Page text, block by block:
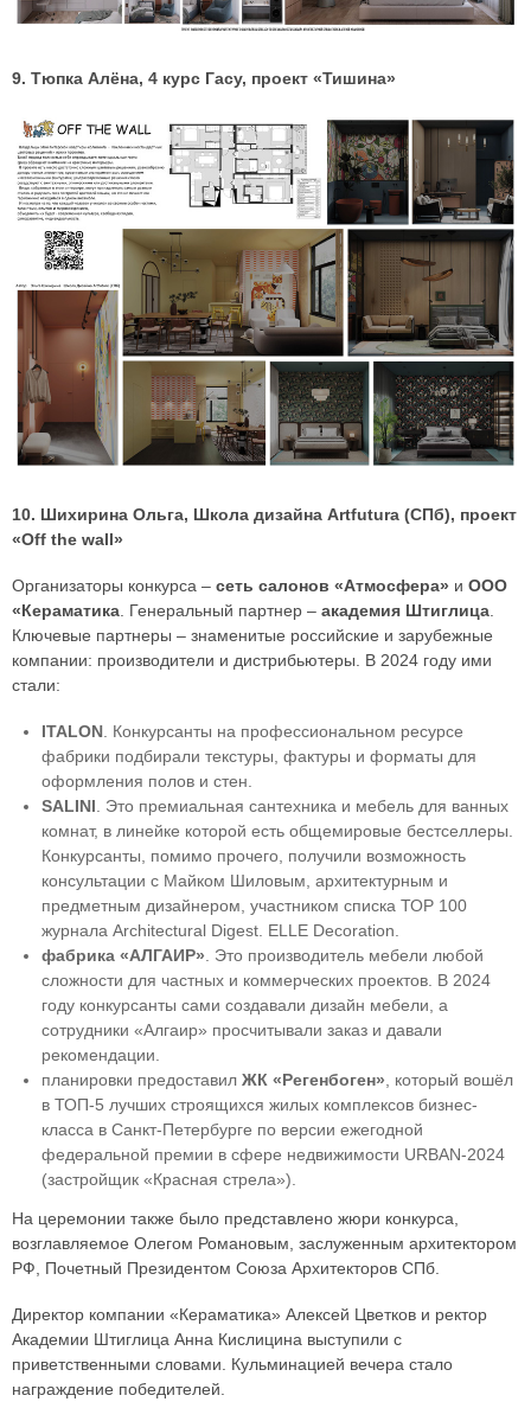
9. Тюпка Алёна, 4 курс Гасу, проект «Тишина»
10. Шихирина Ольга, Школа дизайна Artfutura (СПб), проект
«Off the wall»
Организаторы конкурса – сеть салонов «Атмосфера» и ООО
«Кераматика. Генеральный партнер – академия Штиглица.
Ключевые партнеры – знаменитые российские и зарубежные
компании: производители и дистрибьютеры. В 2024 году ими
стали:
ITALON. Конкурсанты на профессиональном ресурсе
фабрики подбирали текстуры, фактуры и форматы для
оформления полов и стен.
SALINI. Это премиальная сантехника и мебель для ванных
комнат, в линейке которой есть общемировые бестселлеры.
Конкурсанты, помимо прочего, получили возможность
консультации с Майком Шиловым, архитектурным и
предметным дизайнером, участником списка ТОР 100
журнала Architectural Digest. ELLE Decoration.
фабрика «АЛГАИР». Это производитель мебели любой
сложности для частных и коммерческих проектов. В 2024
году конкурсанты сами создавали дизайн мебели, а
сотрудники «Алгаир» просчитывали заказ и давали
рекомендации.
планировки предоставил ЖК «Регенбоген», который вошёл
в ТОП-5 лучших строящихся жилых комплексов бизнес-
класса в Санкт-Петербурге по версии ежегодной
федеральной премии в сфере недвижимости URBAN-2024
(застройщик «Красная стрела»).
На церемонии также было представлено жюри конкурса,
возглавляемое Олегом Романовым, заслуженным архитектором
РФ, Почетный Президентом Союза Архитекторов СПб.
Директор компании «Кераматика» Алексей Цветков и ректор
Академии Штиглица Анна Кислицина выступили с
приветственными словами. Кульминацией вечера стало
награждение победителей.